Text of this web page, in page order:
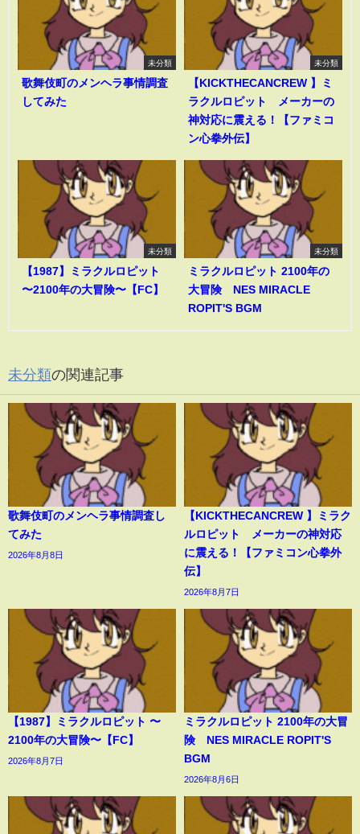
未分類
歌舞伎町のメンヘラ事情調査
してみた
未分類
【KICKTHECANCREW 】ミ
ラクルロピット メーカーの
神対応に震える！【ファミコ
ン心拳外伝】
未分類
【1987】ミラクルロピット
〜2100年の大冒険〜【FC】
未分類
ミラクルロピット 2100年の
大冒険 NES MIRACLE
ROPIT'S BGM
未分類の関連記事
歌舞伎町のメンヘラ事情調査し
てみた
2026年8月8日
【KICKTHECANCREW 】ミラク
ルロピット メーカーの神対応
に震える！【ファミコン心拳外
伝】
2026年8月7日
【1987】ミラクルロピット 〜
2100年の大冒険〜【FC】
2026年8月7日
ミラクルロピット 2100年の大冒
険 NES MIRACLE ROPIT'S
BGM
2026年8月6日